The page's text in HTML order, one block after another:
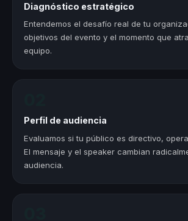
Diagnóstico estratégico
Entendemos el desafío real de tu
objetivos del evento y el momento que
equipo.
Perfil de audiencia
Evaluamos si tu público es directivo,
El mensaje y el speaker cambian
audiencia.